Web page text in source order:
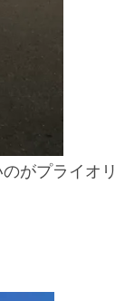
がプライオリ